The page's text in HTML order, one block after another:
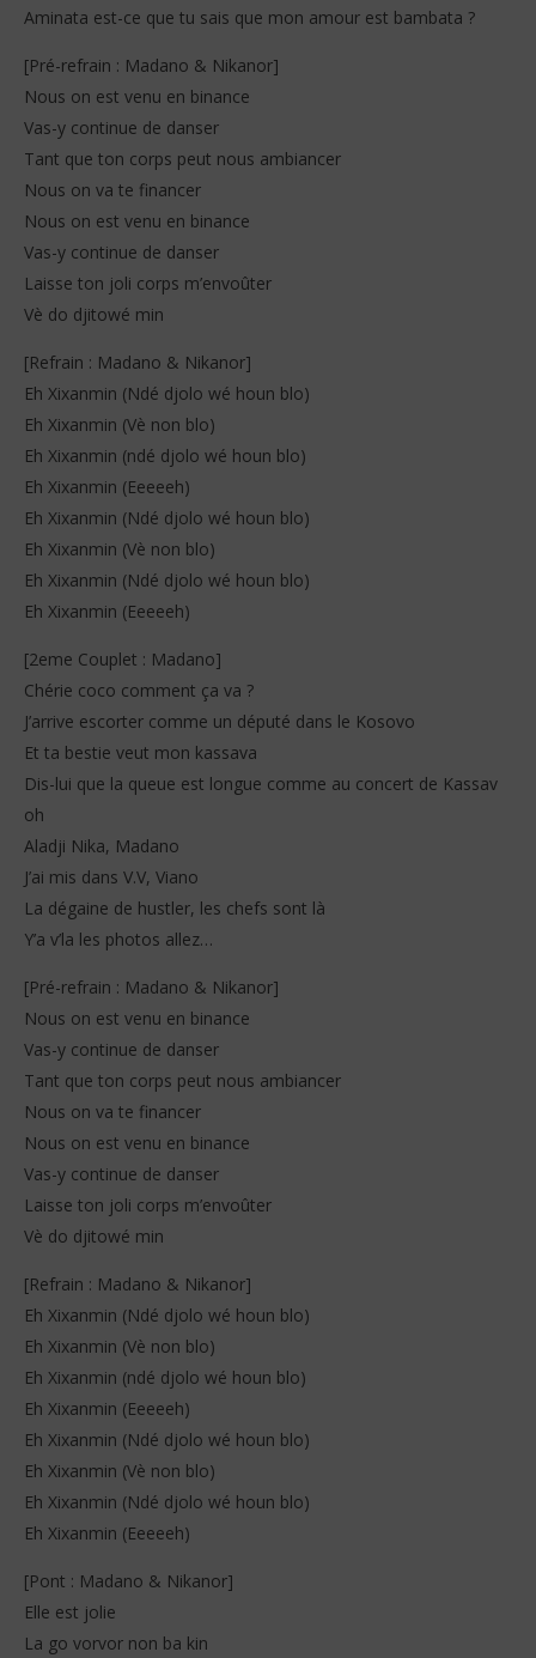
Aminata est-ce que tu sais que mon amour est bambata ?
[Pré-refrain : Madano & Nikanor]
Nous on est venu en binance
Vas-y continue de danser
Tant que ton corps peut nous ambiancer
Nous on va te financer
Nous on est venu en binance
Vas-y continue de danser
Laisse ton joli corps m’envoûter
Vè do djitowé min
[Refrain : Madano & Nikanor]
Eh Xixanmin (Ndé djolo wé houn blo)
Eh Xixanmin (Vè non blo)
Eh Xixanmin (ndé djolo wé houn blo)
Eh Xixanmin (Eeeeeh)
Eh Xixanmin (Ndé djolo wé houn blo)
Eh Xixanmin (Vè non blo)
Eh Xixanmin (Ndé djolo wé houn blo)
Eh Xixanmin (Eeeeeh)
[2eme Couplet : Madano]
Chérie coco comment ça va ?
J’arrive escorter comme un député dans le Kosovo
Et ta bestie veut mon kassava
Dis-lui que la queue est longue comme au concert de Kassav
oh
Aladji Nika, Madano
J’ai mis dans V.V, Viano
La dégaine de hustler, les chefs sont là
Y’a v’la les photos allez…
[Pré-refrain : Madano & Nikanor]
Nous on est venu en binance
Vas-y continue de danser
Tant que ton corps peut nous ambiancer
Nous on va te financer
Nous on est venu en binance
Vas-y continue de danser
Laisse ton joli corps m’envoûter
Vè do djitowé min
[Refrain : Madano & Nikanor]
Eh Xixanmin (Ndé djolo wé houn blo)
Eh Xixanmin (Vè non blo)
Eh Xixanmin (ndé djolo wé houn blo)
Eh Xixanmin (Eeeeeh)
Eh Xixanmin (Ndé djolo wé houn blo)
Eh Xixanmin (Vè non blo)
Eh Xixanmin (Ndé djolo wé houn blo)
Eh Xixanmin (Eeeeeh)
[Pont : Madano & Nikanor]
Elle est jolie
La go vorvor non ba kin